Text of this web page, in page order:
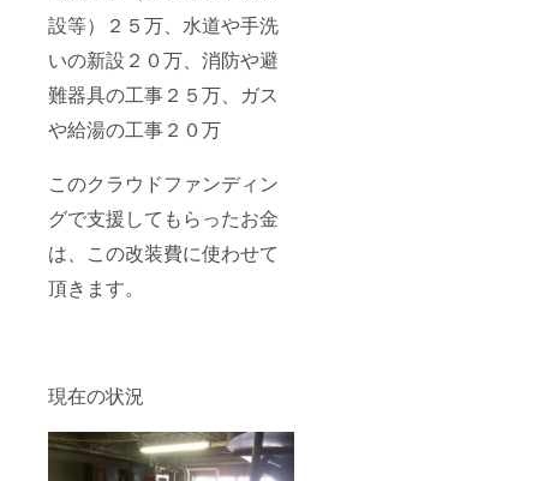
設等）２５万、水道や手洗
いの新設２０万、消防や避
難器具の工事２５万、ガス
や給湯の工事２０万
このクラウドファンディン
グで支援してもらったお金
は、この改装費に使わせて
頂きます。
現在の状況